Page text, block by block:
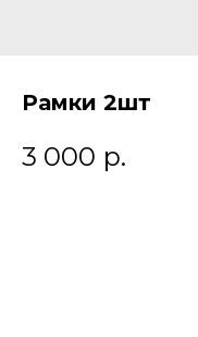
Рамки 2шт
3 000 р.